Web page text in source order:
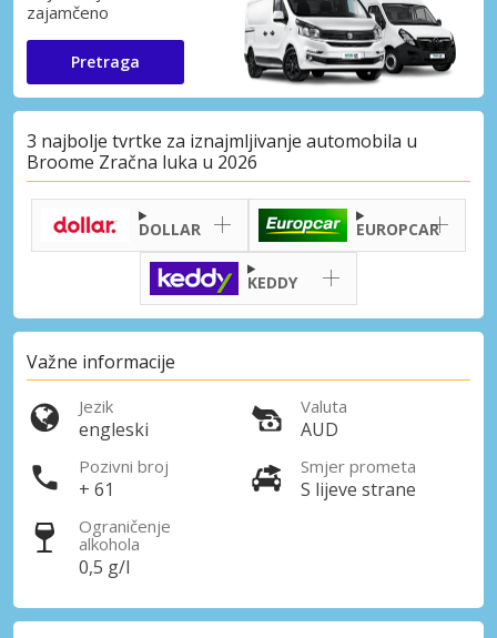
zajamčeno
Pretraga
3 najbolje tvrtke za iznajmljivanje automobila u
Broome Zračna luka u 2026
DOLLAR EUROPCAR
KEDDY
Važne informacije
Jezik
engleski
Valuta
AUD
Pozivni broj
+ 61
Smjer prometa
S lijeve strane
Ograničenje
alkohola
0,5 g/l